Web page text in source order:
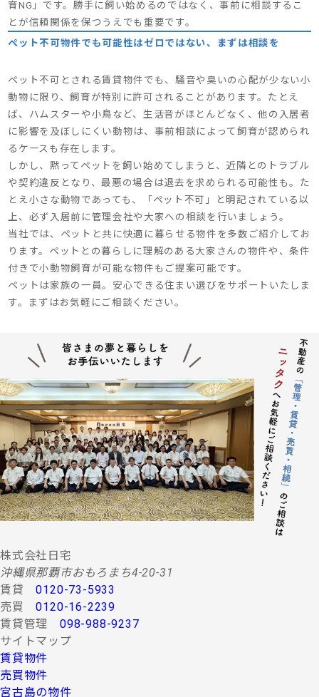
育NG」です。勝手に飼い始めるのではなく、事前に相談するこ
とが信頼関係を保つうえでも重要です。
ペット不可物件でも可能性はゼロではない、まずは相談を
ペット不可とされる賃貸物件でも、騒音や臭いの心配が少ない小
動物に限り、飼育が特別に許可されることがあります。たとえ
ば、ハムスターや小鳥など、生活音がほとんどなく、他の入居者
に影響を及ぼしにくい動物は、事前相談によって飼育が認められ
るケースも存在します。
しかし、黙ってペットを飼い始めてしまうと、近隣とのトラブル
や契約違反となり、最悪の場合は退去を求められる可能性も。た
とえ小さな動物であっても、「ペット不可」と明記されている以
上、必ず入居前に管理会社や大家への相談を行いましょう。
当社では、ペットと共に快適に暮らせる物件を多数ご紹介してお
ります。ペットとの暮らしに理解のある大家さんの物件や、条件
付きで小動物飼育が可能な物件もご提案可能です。
ペットは家族の一員。安心できる住まい選びをサポートいたしま
す。まずはお気軽にご相談ください。
株式会社日宅
沖縄県那覇市おもろまち4-20-31
賃貸0120-73-5933
売買0120-16-2239
賃貸管理 098-988-9237
サイトマップ
賃貸物件
売買物件
宮古島の物件